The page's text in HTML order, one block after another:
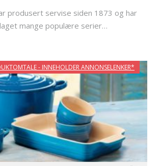
produsert servise siden 1873 og har
mange populære serier…
- INNEHOLDER ANNONSELENKER*